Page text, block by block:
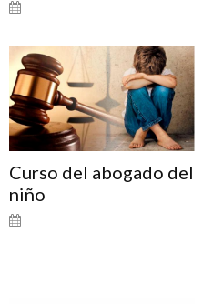
Curso del abogado del
niño